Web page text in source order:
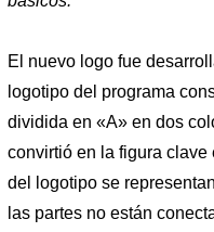
El nuevo logo fue
logotipo del programa
dividida en «A» en dos
convirtió en la figura clave
del logotipo se
las partes no están